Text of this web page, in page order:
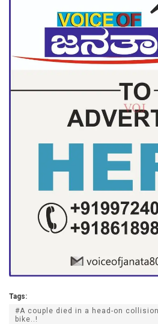
Tags:
#A couple died in a head-on
bike..!